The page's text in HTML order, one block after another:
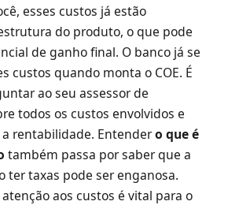
esses custos já estão
do produto, o que pode
de ganho final. O banco já se
custos quando monta o COE. É
ao seu assessor de
todos os custos envolvidos e
rentabilidade. Entendero que é
também passa por saber que a
ter taxas pode ser enganosa.
aos custos é vital para o